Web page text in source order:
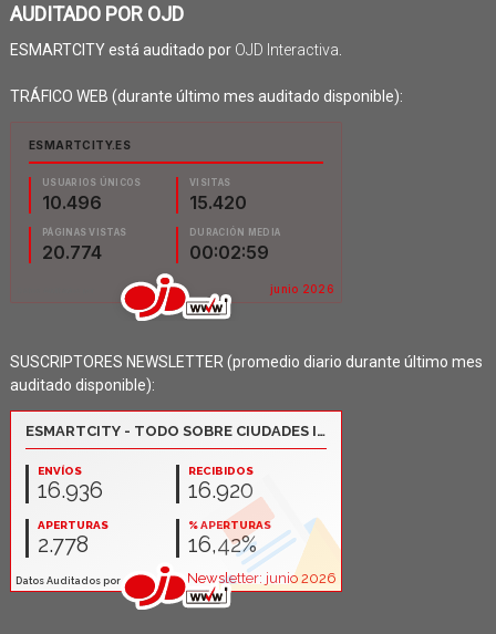
AUDITADO POR OJD
ESMARTCITY está auditado por OJD Interactiva
TRÁFICO WEB (durante último mes auditado disponible):
SUSCRIPTORES NEWSLETTER (promedio diario durante último mes
auditado disponible):